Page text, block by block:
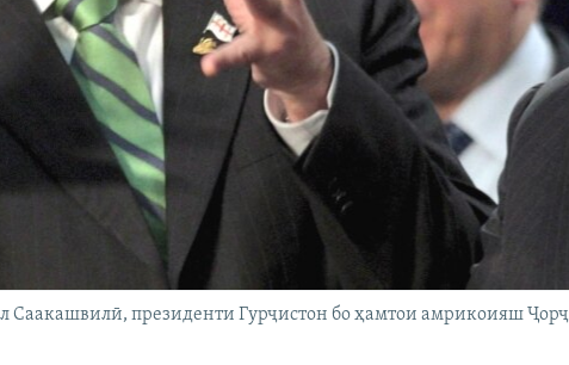
Саакашвилӣ, президенти Гурҷистон бо ҳамтои амрикоияш